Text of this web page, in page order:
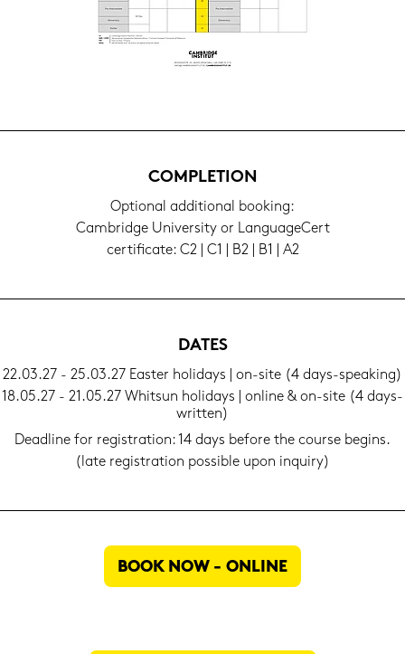
COM­PLE­TI­ON
Op­tio­nal ad­di­tio­nal boo­king:
Cam­bridge Uni­ver­si­ty or Lan­guageCert
cer­ti­fi­ca­te: C2 | C1 | B2 | B1 | A2
DATES
22.03.27 - 25.03.27 Eas­ter ho­li­days | on-​site (4 days-​speaking)
18.05.27 - 21.05.27 Whits­un ho­li­days | on­line & on-​site (4 days-​
written)
Dead­line for re­gis­tra­ti­on: 14 days be­fo­re the cour­se be­gins.
(late re­gis­tra­ti­on pos­si­ble upon in­quiry)
BOOK NOW - ON­LINE